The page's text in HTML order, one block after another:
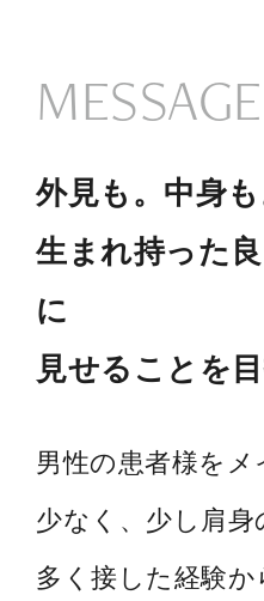
MESSAGE
外見も。中身も
生まれ持った
に
見せることを
男性の患者様を
少なく、少し肩
多く接した経験